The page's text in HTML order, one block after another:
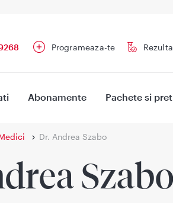
Programeaza-te
Abonamente Pachete si
Dr. Andrea Szabo
Szabo